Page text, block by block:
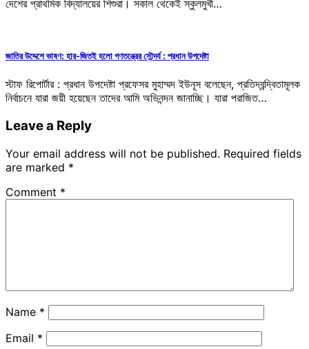
দেশের প্রাথমিক বিদ্যালয়ের শিশুরা। সকাল থেকেই স্কুলমুখী…
জাতির উদ্দেশে ভাষণ: হার-জিতই হলো গণতন্ত্রের সৌন্দর্য : প্রধান উপদেষ্টা
স্টাফ রিপোর্টার : প্রধান উপদেষ্টা প্রফেসর মুহাম্মদ ইউনূস বলেছেন, প্রতিদ্বন্দ্বিতামূলক
নির্বাচনে যারা জয়ী হয়েছেন তাদের আমি অভিনন্দন জানাচ্ছি। যারা পরাজিত…
Leave a Reply
Your email address will not be published. Required fields
are marked *
Comment *
Name *
Email *